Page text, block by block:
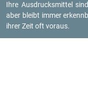
Ihre Aus­drucks­mit­tel
aber bleibt immer
ihrer Zeit oft vor­aus.